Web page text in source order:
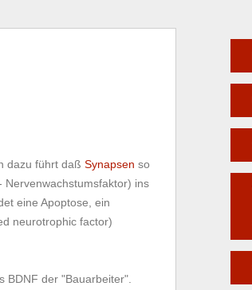
dazu führt daß Synapsen so
Nervenwachstumsfaktor) ins
eine Apoptose, ein
neurotrophic factor)
BDNF der "Bauarbeiter".